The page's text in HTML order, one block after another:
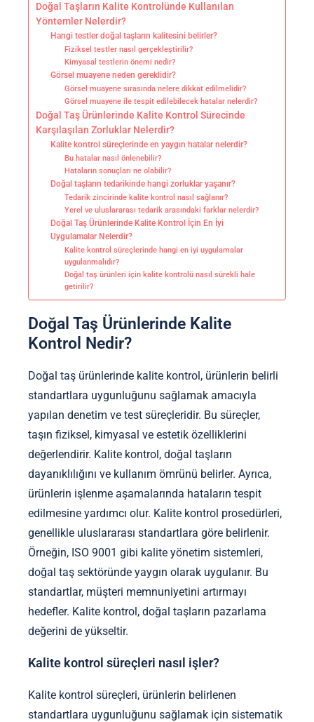
Doğal Taşların Kalite Kontrolünde Kullanılan
Yöntemler Nelerdir?
Hangi testler doğal taşların kalitesini belirler?
Fiziksel testler nasıl gerçekleştirilir?
Kimyasal testlerin önemi nedir?
Görsel muayene neden gereklidir?
Görsel muayene sırasında nelere dikkat edilmelidir?
Görsel muayene ile tespit edilebilecek hatalar nelerdir?
Doğal Taş Ürünlerinde Kalite Kontrol Sürecinde
Karşılaşılan Zorluklar Nelerdir?
Kalite kontrol süreçlerinde en yaygın hatalar nelerdir?
Bu hatalar nasıl önlenebilir?
Hataların sonuçları ne olabilir?
Doğal taşların tedarikinde hangi zorluklar yaşanır?
Tedarik zincirinde kalite kontrol nasıl sağlanır?
Yerel ve uluslararası tedarik arasındaki farklar nelerdir?
Doğal Taş Ürünlerinde Kalite Kontrol İçin En İyi
Uygulamalar Nelerdir?
Kalite kontrol süreçlerinde hangi en iyi uygulamalar
uygulanmalıdır?
Doğal taş ürünleri için kalite kontrolü nasıl sürekli hale
getirilir?
Doğal Taş Ürünlerinde Kalite
Kontrol Nedir?
Doğal taş ürünlerinde kalite kontrol, ürünlerin belirli
standartlara uygunluğunu sağlamak amacıyla
yapılan denetim ve test süreçleridir. Bu süreçler,
taşın fiziksel, kimyasal ve estetik özelliklerini
değerlendirir. Kalite kontrol, doğal taşların
dayanıklılığını ve kullanım ömrünü belirler. Ayrıca,
ürünlerin işlenme aşamalarında hataların tespit
edilmesine yardımcı olur. Kalite kontrol prosedürleri,
genellikle uluslararası standartlara göre belirlenir.
Örneğin, ISO 9001 gibi kalite yönetim sistemleri,
doğal taş sektöründe yaygın olarak uygulanır. Bu
standartlar, müşteri memnuniyetini artırmayı
hedefler. Kalite kontrol, doğal taşların pazarlama
değerini de yükseltir.
Kalite kontrol süreçleri nasıl işler?
Kalite kontrol süreçleri, ürünlerin belirlenen
standartlara uygunluğunu sağlamak için sistematik